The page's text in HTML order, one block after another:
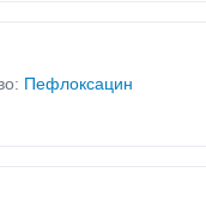
Пефлоксацин